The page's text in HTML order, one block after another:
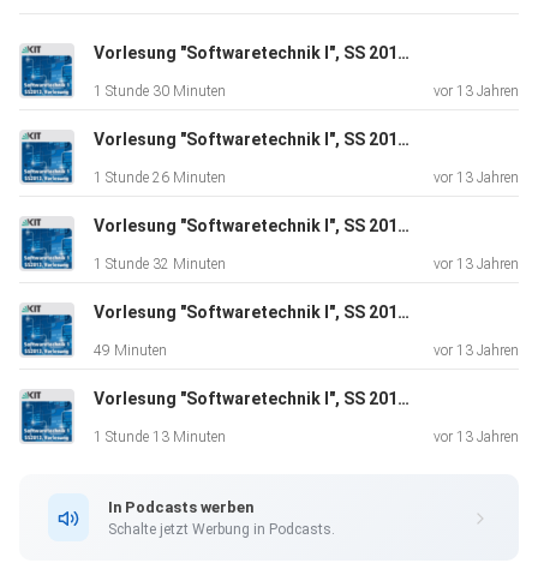
Vorlesung "Softwaretechnik I", SS 2013, gehalten am 15.07.2013
1 Stunde 30 Minuten vor 13 Jahren
Vorlesung "Softwaretechnik I", SS 2013, gehalten am 10.07.2013
1 Stunde 26 Minuten vor 13 Jahren
Vorlesung "Softwaretechnik I", SS 2013, gehalten am 08.07.2013
1 Stunde 32 Minuten vor 13 Jahren
Vorlesung "Softwaretechnik I", SS 2013, gehalten am 03.07.2013
49 Minuten vor 13 Jahren
Vorlesung "Softwaretechnik I", SS 2013, gehalten am 01.07.2013
1 Stunde 13 Minuten vor 13 Jahren
In Podcasts werben
Schalte jetzt Werbung in Podcasts.